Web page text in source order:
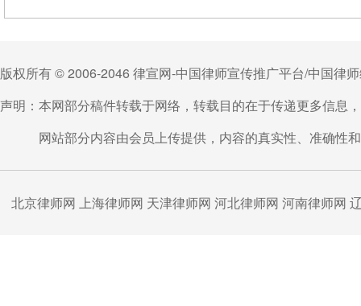
版权所有 © 2006-2046 律宣网-中国律师宣传推广平台/中国律
声明：本网部分稿件转载于网络，转载目的在于传递更多信息
网站部分内容由会员上传提供，内容的真实性、准确性和
北京律师网 上海律师网 天津律师网 河北律师网 河南律师网